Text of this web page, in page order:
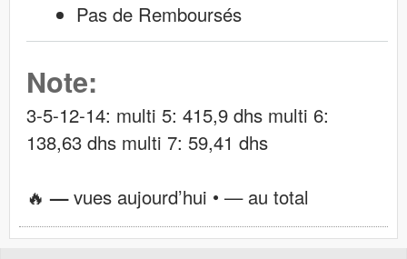
Pas de Remboursés
Note:
3-5-12-14: multi 5: 415,9 dhs multi 6:
138,63 dhs multi 7: 59,41 dhs
🔥—vues aujourd’hui •—au total